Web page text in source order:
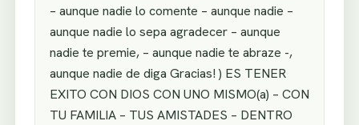
– aunque nadie lo comente – aunque nadie –
aunque nadie lo sepa agradecer – aunque
nadie te premie, – aunque nadie te abraze -,
aunque nadie de diga Gracias! ) ES TENER
EXITO CON DIOS CON UNO MISMO(a) – CON
TU FAMILIA – TUS AMISTADES – DENTRO